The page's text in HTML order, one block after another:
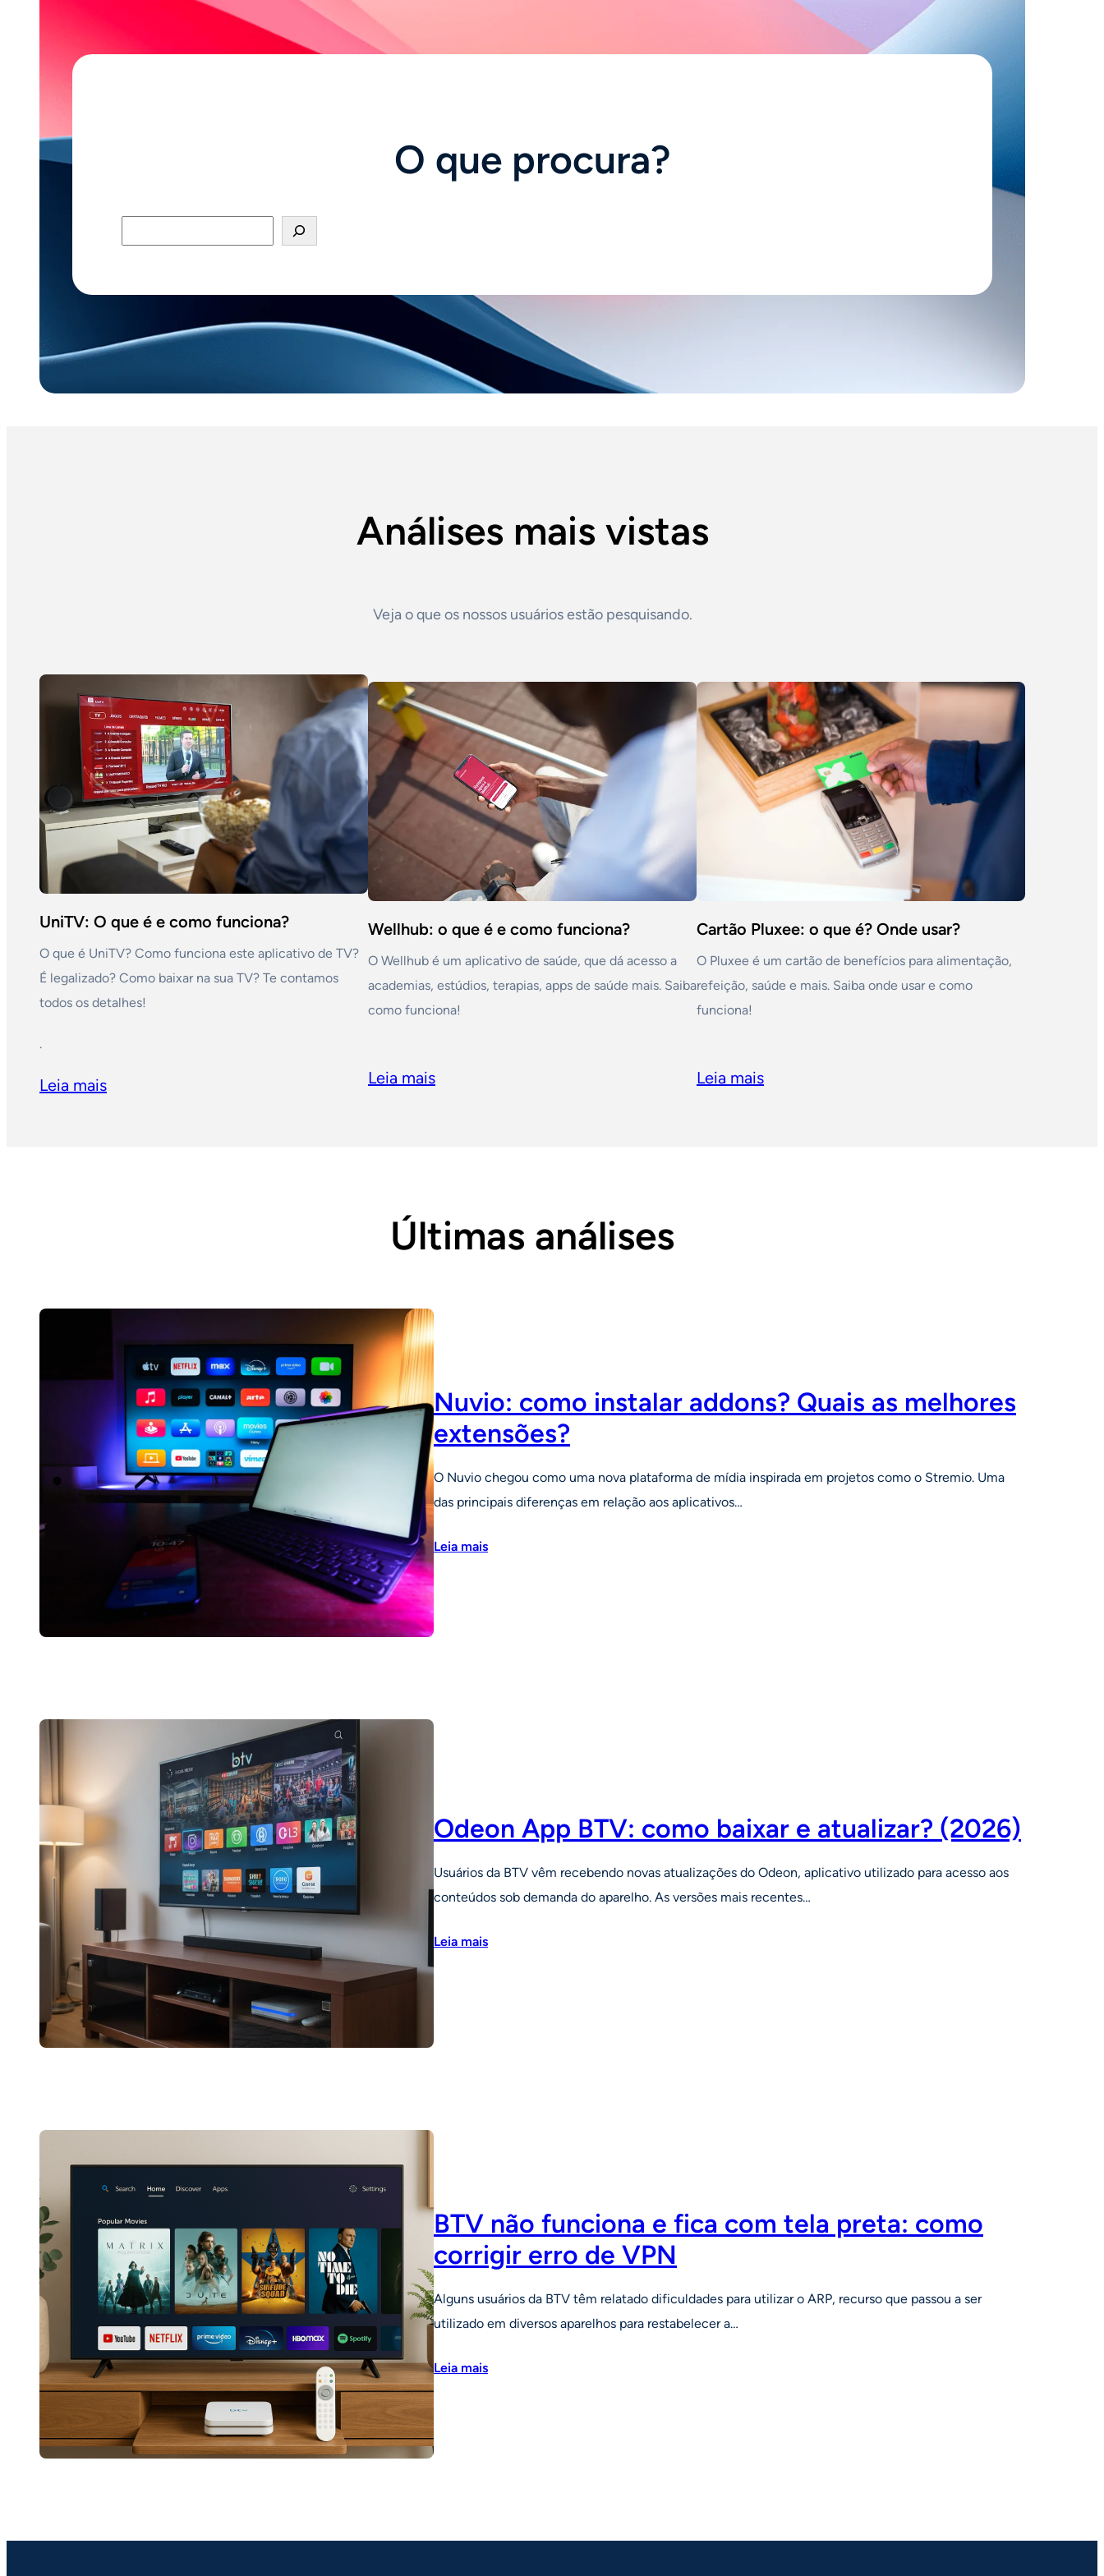
O que procura?
Análises mais vistas
Veja o que os nossos usuários estão pesquisando.
UniTV: O que é e como funciona?
O que é UniTV? Como funciona este aplicativo de TV?
É legalizado? Como baixar na sua TV? Te contamos
todos os detalhes!
.
Leia mais
Wellhub: o que é e como funciona?
O Wellhub é um aplicativo de saúde, que dá acesso a
academias, estúdios, terapias, apps de saúde mais. Saiba
como funciona!
Leia mais
Cartão Pluxee: o que é? Onde usar?
O Pluxee é um cartão de benefícios para alimentação,
refeição, saúde e mais. Saiba onde usar e como
funciona!
Leia mais
Últimas análises
Nuvio: como instalar addons? Quais as melhores
extensões?
O Nuvio chegou como uma nova plataforma de mídia inspirada em projetos como o Stremio. Uma
das principais diferenças em relação aos aplicativos…
Leia mais
Odeon App BTV: como baixar e atualizar? (2026)
Usuários da BTV vêm recebendo novas atualizações do Odeon, aplicativo utilizado para acesso aos
conteúdos sob demanda do aparelho. As versões mais recentes…
Leia mais
BTV não funciona e fica com tela preta: como
corrigir erro de VPN
Alguns usuários da BTV têm relatado dificuldades para utilizar o ARP, recurso que passou a ser
utilizado em diversos aparelhos para restabelecer a…
Leia mais